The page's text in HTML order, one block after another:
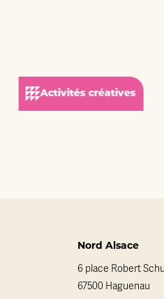
Activités créatives
Nord Alsace
6 place Robert
67500 Haguenau